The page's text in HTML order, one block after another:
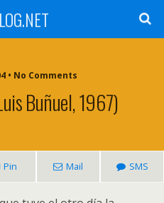
• No Comments
Buñuel, 1967)
Pin Mail SMS